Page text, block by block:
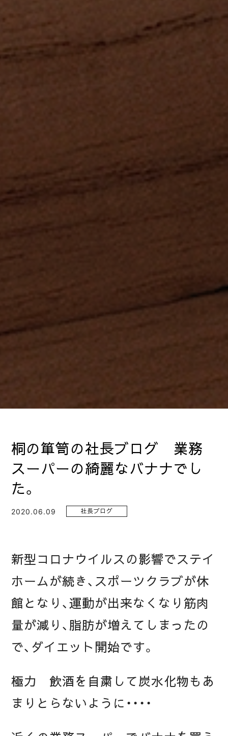
桐の箪笥の社長ブログ 業務
スーパーの綺麗なバナナでし
た。
2020.06.09 社長ブログ
新型コロナウイルスの影響でステイ
ホームが続き、スポーツクラブが休
館となり、運動が出来なくなり筋肉
量が減り、脂肪が増えてしまったの
で、ダイエット開始です。
極力 飲酒を自粛して炭水化物もあ
まりとらないように・・・・